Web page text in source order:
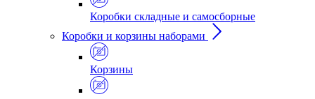
Коробки складные и самосборные
Коробки и корзины наборами
Корзины